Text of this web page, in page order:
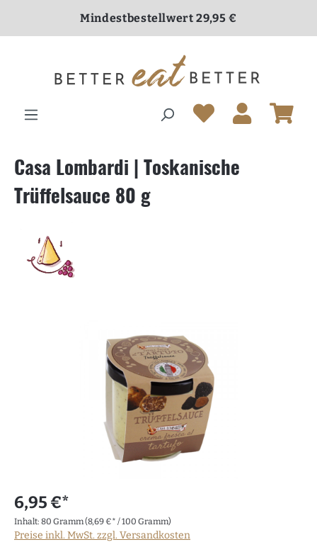
Mindestbestellwert 29,95 €
Versandkostenfrei ab 70,00 €
Casa Lombardi | Toskanische
Trüffelsauce 80 g
6,95 €*
Inhalt: 80 Gramm(8,69 €* / 100 Gramm)
Preise inkl. MwSt. zzgl. Versandkosten